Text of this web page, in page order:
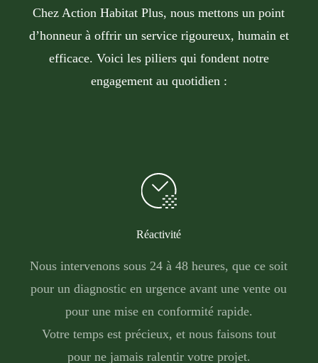
ChezAction Habitat Plus, nous mettons un point
d’honneur à offrir un service rigoureux, humain et
efficace. Voici les piliers qui fondent notre
engagement au quotidien :
Réactivité
Nous intervenons sous 24 à 48 heures, que ce soit
pour un diagnostic en urgence avant une vente ou
pour une mise en conformité rapide.
Votre temps est précieux, et nous faisons tout
pour ne jamais ralentir votre projet.